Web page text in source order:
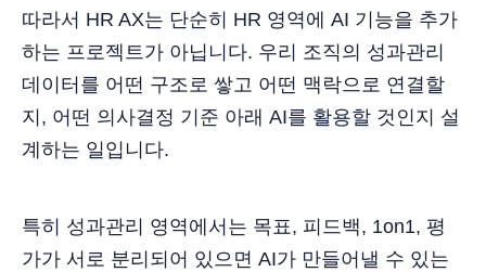
따라서 HR AX는 단순히 HR 영역에 AI 기능을 추가
하는 프로젝트가 아닙니다. 우리 조직의 성과관리
데이터를 어떤 구조로 쌓고 어떤 맥락으로 연결할
지, 어떤 의사결정 기준 아래 AI를 활용할 것인지 설
계하는 일입니다.
특히 성과관리 영역에서는 목표, 피드백, 1on1, 평
가가 서로 분리되어 있으면 AI가 만들어낼 수 있는